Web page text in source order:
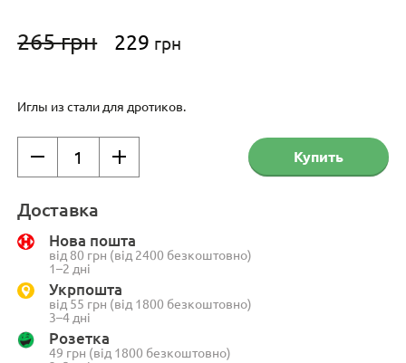
265грн
Первоначальная
цена
265 грн.
229 грн
Иглы из стали для дротиков.
иглы
для
дротиков
Life
26мм
Купить
Доставка
Нова пошта
від 80 грн (від 2400 безкоштовно)
1–2 дні
Укрпошта
від 55 грн (від 1800 безкоштовно)
3–4 дні
Розетка
49 грн (від 1800 безкоштовно)